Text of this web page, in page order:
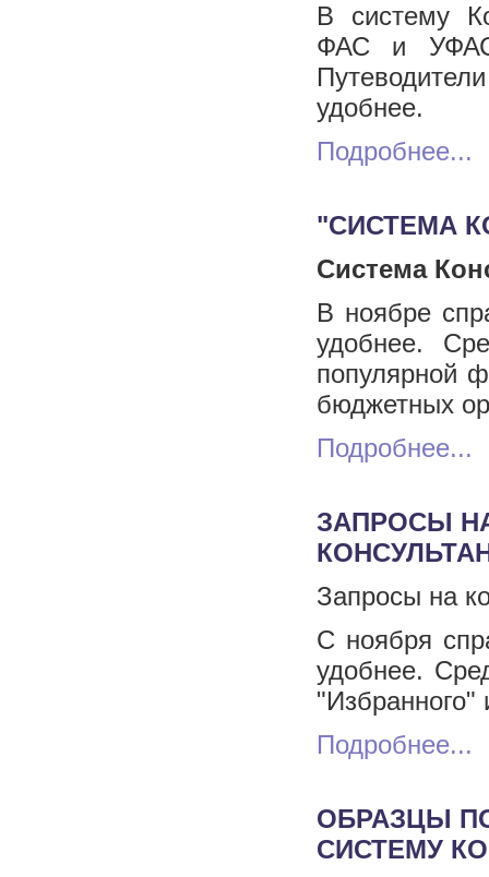
В систему
ФАС и
удобнее.
Подробнее...
"СИСТЕМА
Система
В ноябре
удобнее.
популярной
бюджетных
Подробнее...
ЗАПРОСЫ
Запросы на
С ноября
удобнее.
"Избранного"
Подробнее...
ОБРАЗЦЫ
СИСТЕМУ